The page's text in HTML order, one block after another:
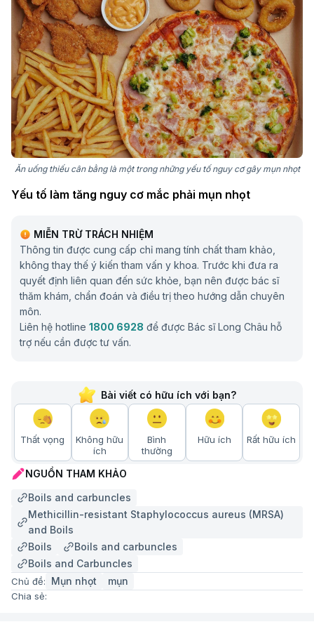
Ăn uống thiếu cân bằng là một trong những yếu tố nguy cơ gây mụn nhọt
Yếu tố làm tăng nguy cơ mắc phải mụn nhọt
bị mụn nhọt:
Vệ sinh da không đúng cách.
Da thường xuyên bị ẩm ướt hoặc ma sát.
Cạo lông, waxing hoặc làm tổn thương da.
Ăn uống thiếu cân bằng, nhiều dầu mỡ.
Mặc quần áo chật, không thoáng khí.
Dùng chung đồ dùng cá nhân với người bị mụn
nhọt.
Không xử lý kịp thời các vết xước hoặc nhiễm
trùng nhẹ trên da.
Phương pháp chẩn đoán và điều trị mụn nhọt
Phương pháp chẩn đoán và xét nghiệm mụn nhọt
Việc chẩn đoán mụn nhọt chủ yếu dựa vào thăm
khám lâm sàng. Bác sĩ sẽ quan sát trực tiếp tổn
thương da, đánh giá các đặc điểm như sưng, đỏ, có
mủ và cảm giác đau để xác định đó có phải là mụn
MIỄN TRỪ TRÁCH NHIỆM
Thông tin được cung cấp chỉ mang tính chất tham khảo,
không thay thế ý kiến tham vấn y khoa. Trước khi đưa ra
quyết định liên quan đến sức khỏe, bạn nên được bác sĩ
thăm khám, chẩn đoán và điều trị theo hướng dẫn chuyên
môn.
Liên hệ hotline 1800 6928 để được Bác sĩ Long Châu hỗ
trợ nếu cần được tư vấn.
Bài viết có hữu ích với bạn?
Thất vọng
Không hữu
ích
Bình
thường
Hữu ích Rất hữu ích
NGUỒN THAM KHẢO
Boils and carbuncles
Methicillin-resistant Staphylococcus aureus (MRSA)
and Boils
Boils
Boils and carbuncles
Boils and Carbuncles
Chủ đề: Mụn nhọt mụn
Chia sẻ: